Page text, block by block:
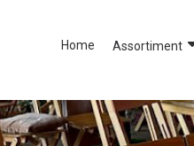
Home Assortiment